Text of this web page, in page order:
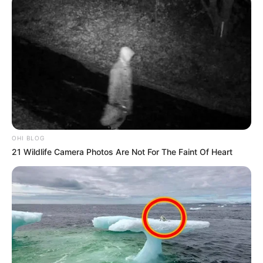
Participe do nosso grupo do
WhatsApp!
Fique informado em tempo real sobre as principais
notícias de Paraguaçu Paulista e região
Clique aqui para entrar no grupo
OHI BLOG
21 Wildlife Camera Photos Are Not For The Faint Of Heart